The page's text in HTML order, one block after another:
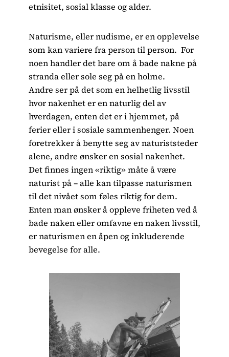
etnisitet, sosial klasse og alder.
Naturisme, eller nudisme, er en opplevelse
som kan variere fra person til person. For
noen handler det bare om å bade nakne på
stranda eller sole seg på en holme.
Andre ser på det som en helhetlig livsstil
hvor nakenhet er en naturlig del av
hverdagen, enten det er i hjemmet, på
ferier eller i sosiale sammenhenger. Noen
foretrekker å benytte seg av naturiststeder
alene, andre ønsker en sosial nakenhet.
Det finnes ingen «riktig» måte å være
naturist på – alle kan tilpasse naturismen
til det nivået som føles riktig for dem.
Enten man ønsker å oppleve friheten ved å
bade naken eller omfavne en naken livsstil,
er naturismen en åpen og inkluderende
bevegelse for alle.